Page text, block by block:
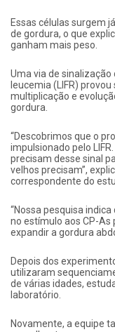
Essas células surgem
de gordura, o que
ganham mais peso.
Uma via de
leucemia (LIFR)
multiplicação e
gordura.
“Descobrimos que o
impulsionado pelo
precisam desse sinal
velhos precisam”,
correspondente do
“Nossa pesquisa
no estímulo aos CP-As
expandir a gordura
Depois dos
utilizaram
de várias idades,
laboratório.
Novamente, a equipe